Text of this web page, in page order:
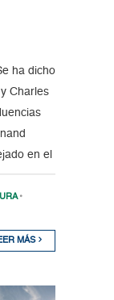
ha dicho
Charles
en el
•
MÁS